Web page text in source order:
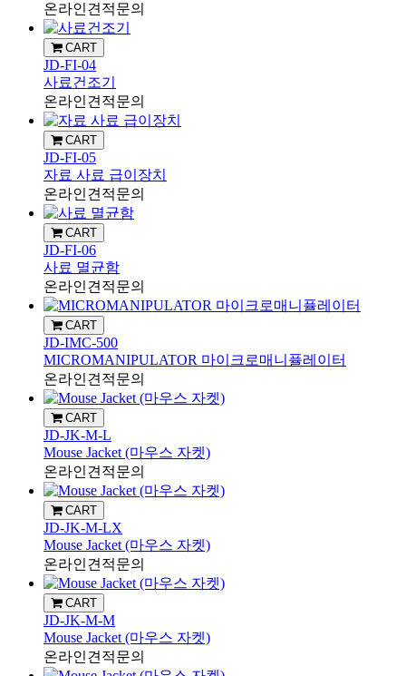
온라인견적문의
CART
JD-FI-04
사료건조기
온라인견적문의
CART
JD-FI-05
자료 사료 급이장치
온라인견적문의
CART
JD-FI-06
사료 멸균함
온라인견적문의
CART
JD-IMC-500
MICROMANIPULATOR 마이크로매니퓰레이터
온라인견적문의
CART
JD-JK-M-L
Mouse Jacket (마우스 자켓)
온라인견적문의
CART
JD-JK-M-LX
Mouse Jacket (마우스 자켓)
온라인견적문의
CART
JD-JK-M-M
Mouse Jacket (마우스 자켓)
온라인견적문의